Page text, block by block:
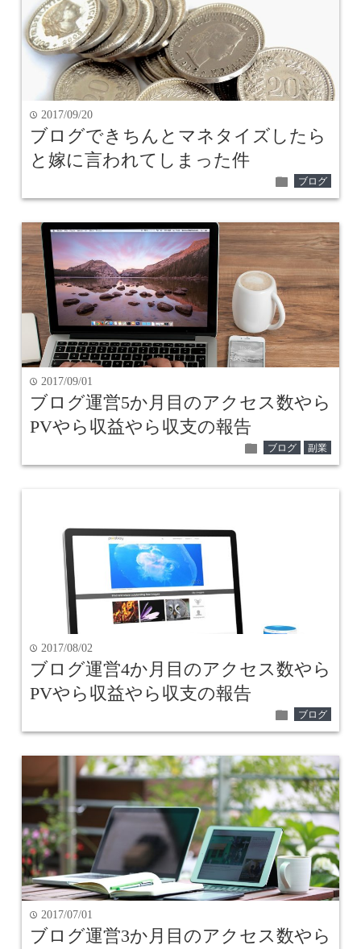
time 2017/09/20
ブログできちんとマネタイズしたら
と嫁に言われてしまった件
folder ブログ
time 2017/09/01
ブログ運営5か月目のアクセス数やら
PVやら収益やら収支の報告
folder ブログ 副業
time 2017/08/02
ブログ運営4か月目のアクセス数やら
PVやら収益やら収支の報告
folder ブログ
time 2017/07/01
ブログ運営3か月目のアクセス数やら